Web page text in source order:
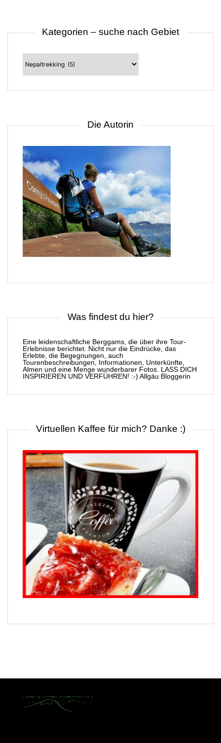
Kategorien – suche nach Gebiet
–
suche
nach
Die Autorin
Was findest du hier?
Eine leidenschaftliche Berggams, die über ihre Tour-
Erlebnisse berichtet. Nicht nur die Eindrücke, das
Erlebte, die Begegnungen, auch
Tourenbeschreibungen, Informationen, Unterkünfte,
Almen und eine Menge wunderbarer Fotos. LASS DICH
INSPIRIEREN UND VERFÜHREN! :-) Allgäu Bloggerin
Virtuellen Kaffee für mich? Danke :)